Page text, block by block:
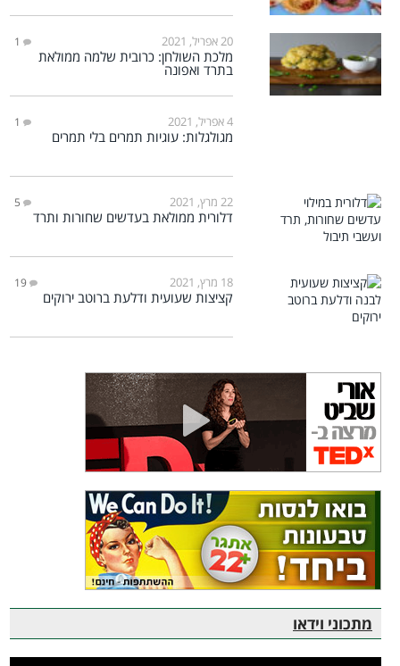
20 אפריל, 2021 1
מלכת השולחן: כרובית שלמה ממולאת
בתרד ואפונה
4 אפריל, 2021 1
מגולגלות: עוגיות תמרים בלי תמרים
22 מרץ, 2021 5
דלורית ממולאת בעדשים שחורות ותרד
18 מרץ, 2021 19
קציצות שעועית ודלעת ברוטב ירוקים
מתכוני וידאו